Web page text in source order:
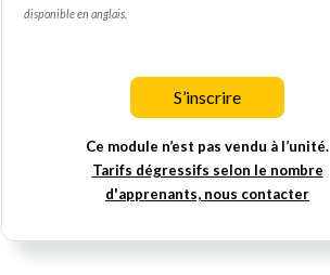
disponible en anglais.
S’inscrire
Ce module n’est pas vendu à l’unité.
Tarifs dégressifs selon le nombre
d'apprenants, nous contacter